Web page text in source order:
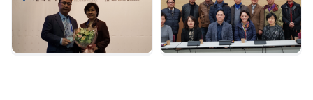
2019. 12. 04
2019. 11. 18